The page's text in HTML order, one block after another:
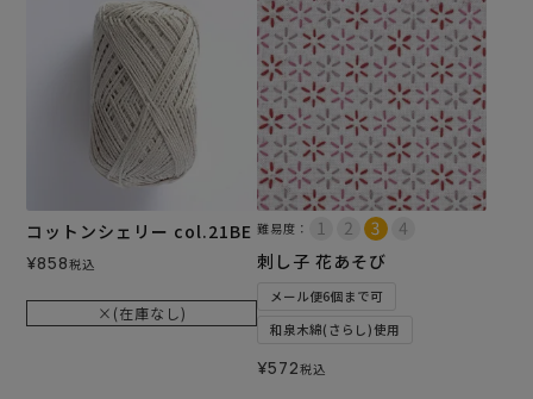
コットンシェリー col.21BE
¥858税込
×(在庫なし)
難易度：
刺し子 花あそび
メール便6個まで可
和泉木綿(さらし)使用
¥572税込